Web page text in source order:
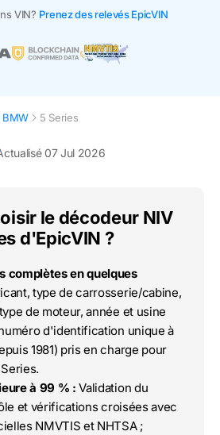
VIN? Prenez des relevés EpicVIN
BMW 5 Series
07 Jul 2026
le décodeur NIV
d'EpicVIN ?
complètes en quelques
type de carrosserie/cabine,
de moteur, année et usine
d'identification unique à
1981) pris en charge pour
à 99 % : Validation du
et vérifications croisées avec
NMVTIS et NHTSA ;